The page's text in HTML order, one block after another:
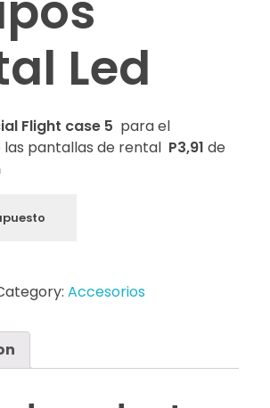
Led
Flight case 5 para el
pantallas de rental P3,91 de
Accesorios